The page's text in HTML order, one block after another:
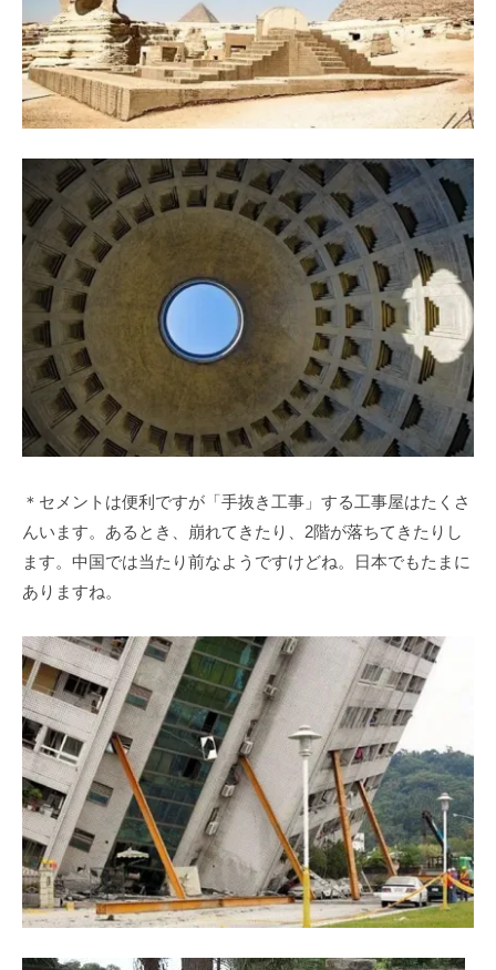
＊セメントは便利ですが「手抜き工事」する工事屋はたくさ
んいます。あるとき、崩れてきたり、2階が落ちてきたりし
ます。中国では当たり前なようですけどね。日本でもたまに
ありますね。